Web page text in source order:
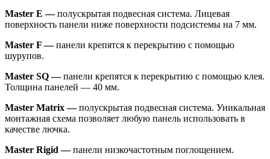
Master E —полускрытая подвесная система. Лицевая
поверхность панели ниже поверхности подсистемы на 7 мм.
Master F —панели крепятся к перекрытию с помощью
шурупов.
Master SQ —панели крепятся к перекрытию с помощью клея.
Толщина панелей — 40 мм.
Master Matrix —полускрытая подвесная система. Уникальная
монтажная схема позволяет любую панель использовать в
качестве лючка.
Master Rigid —панели низкочастотным поглощением.